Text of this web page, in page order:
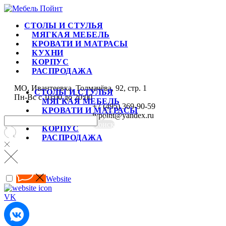
СТОЛЫ И СТУЛЬЯ
МЯГКАЯ МЕБЕЛЬ
КРОВАТИ И МАТРАСЫ
КУХНИ
КОРПУС
РАСПРОДАЖА
МО, Ивантеевка, Толмачёва, 92, стр. 1
Пн-Вс с 10:00 до 20:00
+7 (495) 369-90-59
ivpoint@yandex.ru
Поиск
СТОЛЫ И СТУЛЬЯ
МЯГКАЯ МЕБЕЛЬ
КРОВАТИ И МАТРАСЫ
КОРПУС
РАСПРОДАЖА
Website
VK